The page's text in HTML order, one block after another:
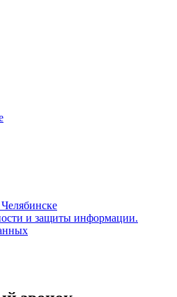
и защиты информации.